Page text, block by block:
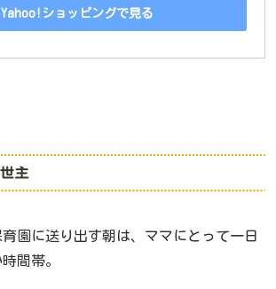
Yahoo!ショッピングで見る
主
園に送り出す朝は、ママにとって一日
間帯。